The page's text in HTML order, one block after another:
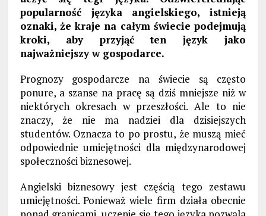
popularność języka angielskiego, istnieją
oznaki, że kraje na całym świecie podejmują
kroki, aby przyjąć ten język jako
najważniejszy w gospodarce.
Prognozy gospodarcze na świecie są często
ponure, a szanse na pracę są dziś mniejsze niż w
niektórych okresach w przeszłości. Ale to nie
znaczy, że nie ma nadziei dla dzisiejszych
studentów. Oznacza to po prostu, że muszą mieć
odpowiednie umiejętności dla międzynarodowej
społeczności biznesowej.
Angielski biznesowy jest częścią tego zestawu
umiejętności. Ponieważ wiele firm działa obecnie